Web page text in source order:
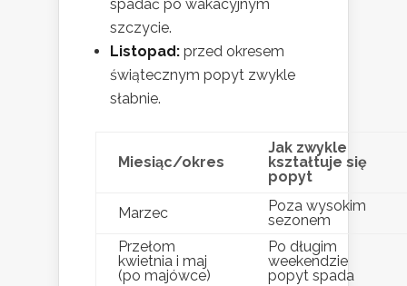
spadać po wakacyjnym
szczycie.
Listopad: przed okresem
świątecznym popyt zwykle
słabnie.
Miesiąc/okres
Jak zwykle
kształtuje się
popyt
Marzec
Poza wysokim
sezonem
Przełom
kwietnia i maj
(po majówce)
Po długim
weekendzie
popyt spada